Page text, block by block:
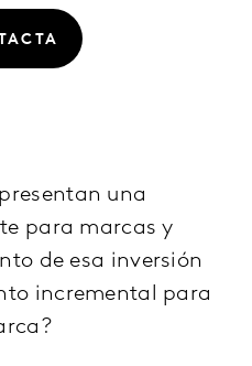
una
para marcas y
de esa inversión
incremental para